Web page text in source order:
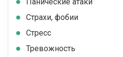
Страхи, фобии
Стресс
Тревожность